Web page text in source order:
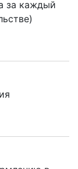
за каждый